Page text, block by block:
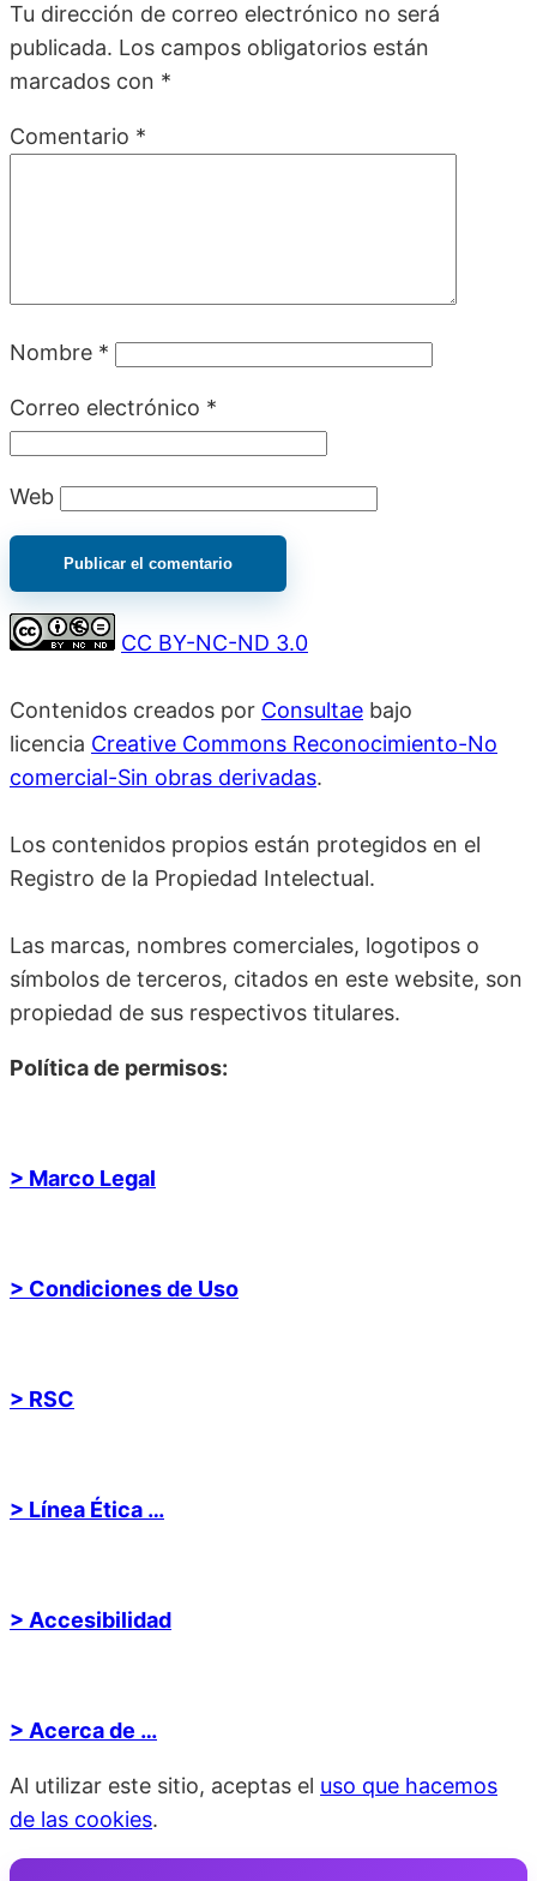
Tu dirección de correo electrónico no será
publicada. Los campos obligatorios están
marcados con *
Comentario *
Nombre *
Correo electrónico *
Web
CC BY-NC-ND 3.0
Contenidos creados por Consultae bajo
licencia Creative Commons Reconocimiento-No
comercial-Sin obras derivadas.
Los contenidos propios están protegidos en el
Registro de la Propiedad Intelectual.
Las marcas, nombres comerciales, logotipos o
símbolos de terceros, citados en este website, son
propiedad de sus respectivos titulares.
Política de permisos:
> Marco Legal
> Condiciones de Uso
> RSC
> Línea Ética …
> Accesibilidad
> Acerca de …
Al utilizar este sitio, aceptas el uso que hacemos
de las cookies.